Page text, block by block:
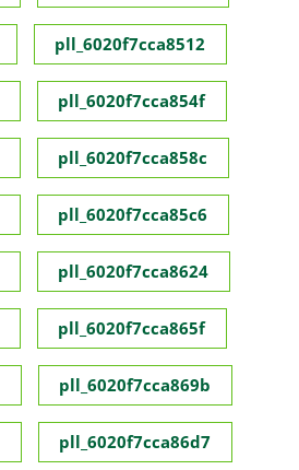
pll_6020f7cca8512
pll_6020f7cca854f
pll_6020f7cca858c
pll_6020f7cca85c6
pll_6020f7cca8624
pll_6020f7cca865f
pll_6020f7cca869b
pll_6020f7cca86d7